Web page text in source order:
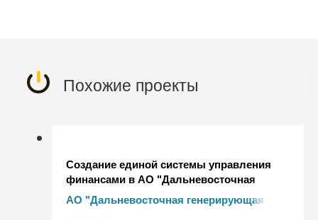
Похожие проекты
Создание единой системы управления
финансами в АО "Дальневосточная
генерирующая компания"
АО "Дальневосточная генерирующая